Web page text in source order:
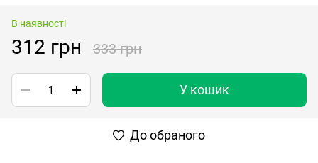
В наявності
312 грн 333 грн
У кошик
До обраного